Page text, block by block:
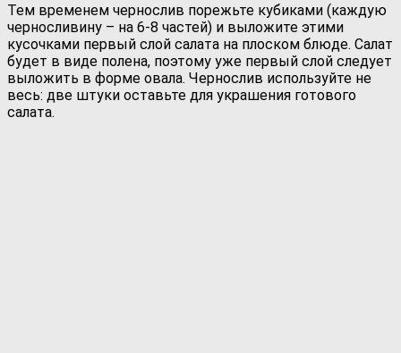
Тем временем чернослив порежьте кубиками (каждую
черносливину – на 6-8 частей) и выложите этими
кусочками первый слой салата на плоском блюде. Салат
будет в виде полена, поэтому уже первый слой следует
выложить в форме овала. Чернослив используйте не
весь: две штуки оставьте для украшения готового
салата.